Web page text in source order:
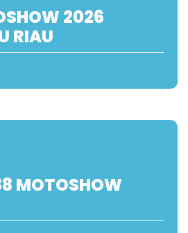
2026
RIAU
MOTOSHOW